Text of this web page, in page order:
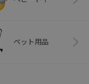
ペット用品